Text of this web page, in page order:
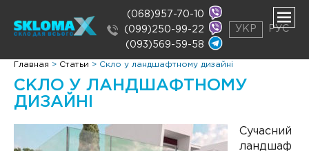
(068)957-70-10
(099)250-99-22
(093)569-59-58
УКР РУС
Главная > Статьи > Скло у ландшафтному дизайні
СКЛО У ЛАНДШАФТНОМУ
ДИЗАЙНІ
Сучасний
ландшаф